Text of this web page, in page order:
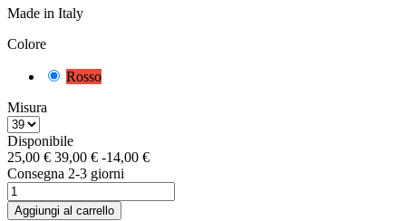
Made in Italy
Colore
Rosso
Misura
Disponibile
25,00 € 39,00 € -14,00 €
Consegna 2-3 giorni
Aggiungi al carrello